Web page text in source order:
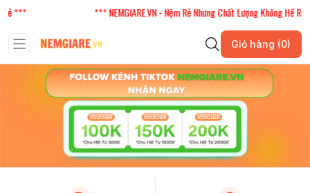
*** *** NEMGIARE.VN - Nệm Rẻ Nhưng Chất Lượng Không Hề Rẻ
Giỏ hàng (0)